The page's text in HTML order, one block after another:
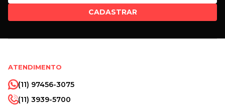
CADASTRAR
ATENDIMENTO
(11) 97456-3075
(11) 3939-5700